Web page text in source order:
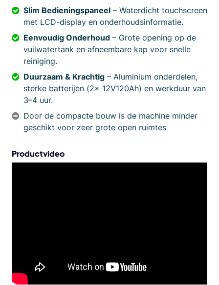
Slim Bedieningspaneel – Waterdicht touchscreen
met LCD-display en onderhoudsinformatie.
Eenvoudig Onderhoud – Grote opening op de
vuilwatertank en afneembare kap voor snelle
reiniging.
Duurzaam & Krachtig – Aluminium onderdelen,
sterke batterijen (2x 12V120Ah) en werkduur van
3–4 uur.
Door de compacte bouw is de machine minder
geschikt voor zeer grote open ruimtes
Productvideo